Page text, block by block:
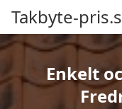
Takbyte-
Enkelt